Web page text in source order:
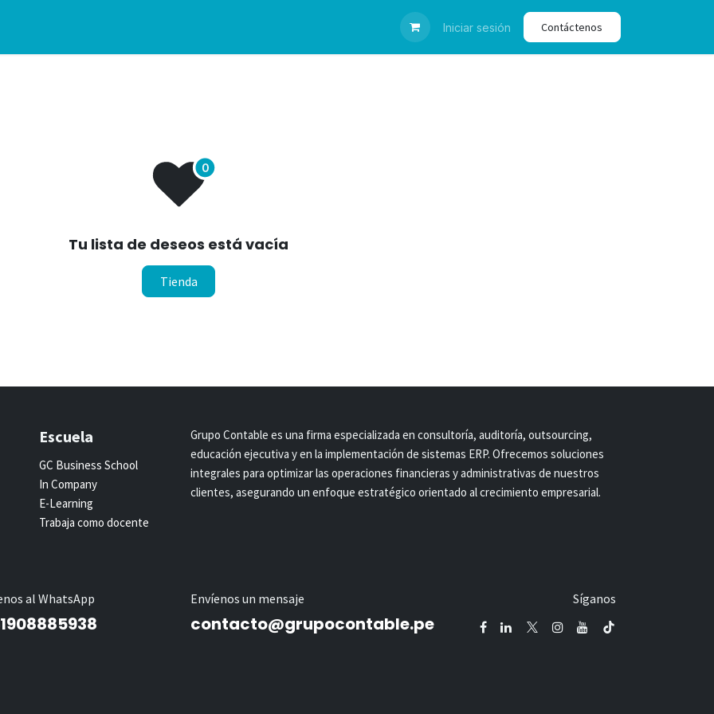
PublicacionesIniciar sesión Contáctenos
Tu lista de deseos está vacía
Tienda
Escuela
GC Business School
In Company
E-Learning
Trabaja como docente
Grupo Contable es una firma especializada en consultoría, auditoría, outsourcing,
educación ejecutiva y en la implementación de sistemas ERP. Ofrecemos soluciones
integrales para optimizar las operaciones financieras y administrativas de nuestros
clientes, asegurando un enfoque estratégico orientado al crecimiento empresarial.
al WhatsApp Envíenos un mensaje
contacto@grupocontable.pe
Síganos